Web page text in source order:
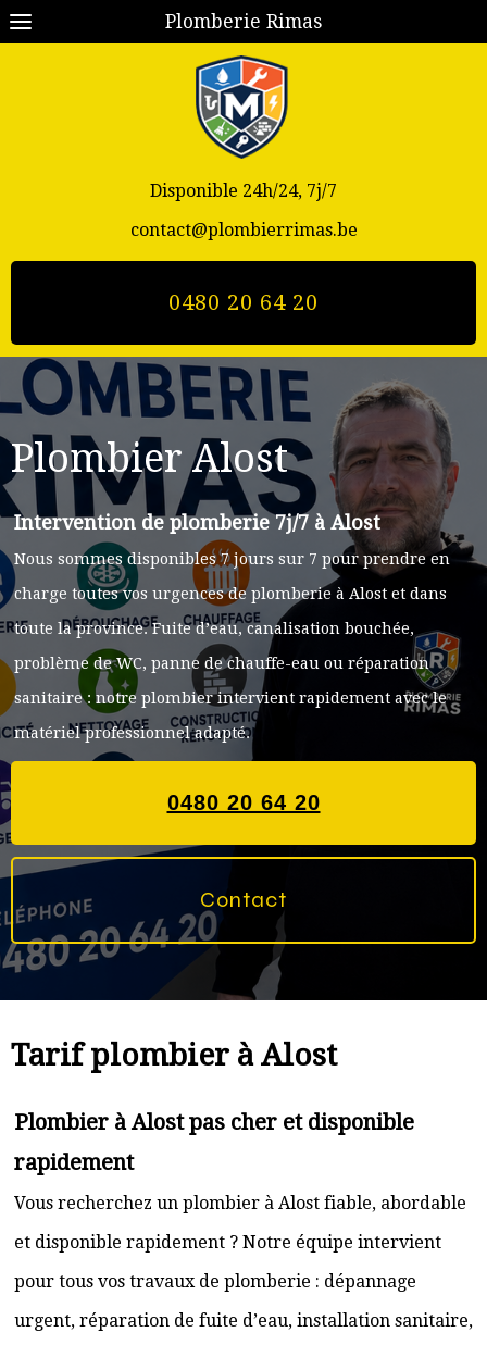
Plomberie Rimas
Disponible 24h/24, 7j/7
contact@plombierrimas.be
0480 20 64 20
Plombier Alost
Intervention de plomberie 7j/7 à Alost
Nous sommes disponibles 7 jours sur 7 pour prendre en
charge toutes vos urgences de plomberie à Alost et dans
toute la province. Fuite d’eau, canalisation bouchée,
problème de WC, panne de chauffe-eau ou réparation
sanitaire : notre plombier intervient rapidement avec le
matériel professionnel adapté.
0480 20 64 20
Contact
Tarif plombier à Alost
Plombier à Alost pas cher et disponible
rapidement
Vous recherchez un plombier à Alost fiable, abordable
et disponible rapidement ? Notre équipe intervient
pour tous vos travaux de plomberie : dépannage
urgent, réparation de fuite d’eau, installation sanitaire,